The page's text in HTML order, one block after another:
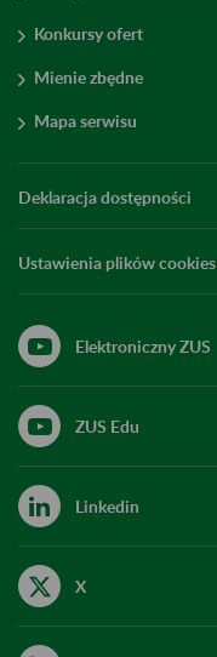
Konkursy ofert
Mienie zbędne
Mapa serwisu
Deklaracja dostępności
Ustawienia plików cookies
Elektroniczny ZUS
ZUS Edu
Linkedin
X